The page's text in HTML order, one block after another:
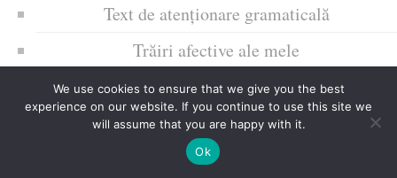
Text de atenționare gramaticală
Trăiri afective ale mele
Uncategorized
Zice Dunia
Ziua culorii
We use cookies to ensure that we give you the best
experience on our website. If you continue to use this site we
will assume that you are happy with it.
Ok